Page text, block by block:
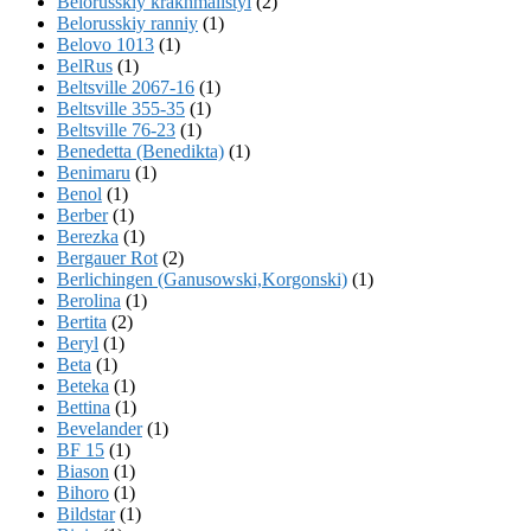
Belorusskiy ranniy (1)
Belovo 1013 (1)
BelRus (1)
Beltsville 2067-16 (1)
Beltsville 355-35 (1)
Beltsville 76-23 (1)
Benedetta (Benedikta) (1)
Benimaru (1)
Benol (1)
Berber(1)
Berezka (1)
Bergauer Rot (2)
Berlichingen (Ganusowski,Korgonski) (1)
Berolina (1)
Bertita (2)
Beryl (1)
Beta (1)
Beteka (1)
Bettina (1)
Bevelander(1)
BF 15 (1)
Biason (1)
Bihoro (1)
Bildstar(1)